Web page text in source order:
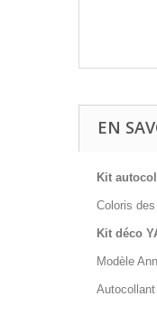
EN
Kit
Coloris
Kit déco
Modèle